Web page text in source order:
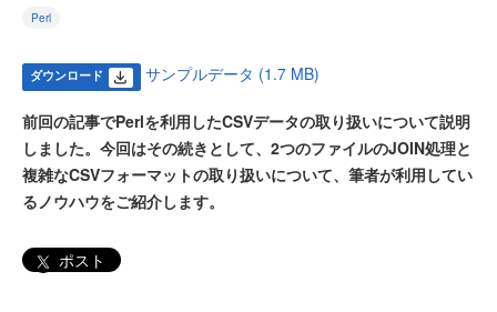
Perl
ダウンロード サンプルデータ (1.7 MB)
前回の記事でPerlを利用したCSVデータの取り扱いについて説明
しました。今回はその続きとして、2つのファイルのJOIN処理と
複雑なCSVフォーマットの取り扱いについて、筆者が利用してい
るノウハウをご紹介します。
ポスト